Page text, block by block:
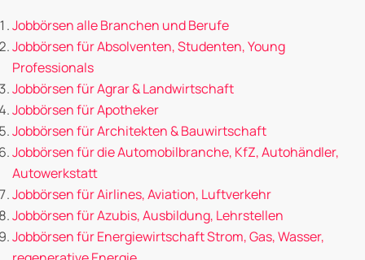
Jobbörsen alle Branchen und Berufe
Jobbörsen für Absolventen, Studenten, Young
Professionals
Jobbörsen für Agrar & Landwirtschaft
Jobbörsen für Apotheker
Jobbörsen für Architekten & Bauwirtschaft
Jobbörsen für die Automobilbranche, KfZ, Autohändler,
Autowerkstatt
Jobbörsen für Airlines, Aviation, Luftverkehr
Jobbörsen für Azubis, Ausbildung, Lehrstellen
Jobbörsen für Energiewirtschaft Strom, Gas, Wasser,